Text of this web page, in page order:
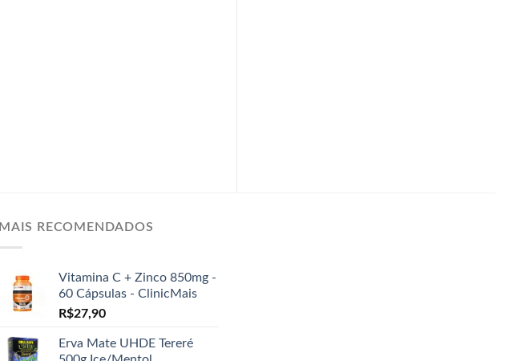
MAIS RECOMENDADOS
Vitamina C + Zinco 850mg -
60 Cápsulas - ClinicMais
R$27,90
Erva Mate UHDE Tereré